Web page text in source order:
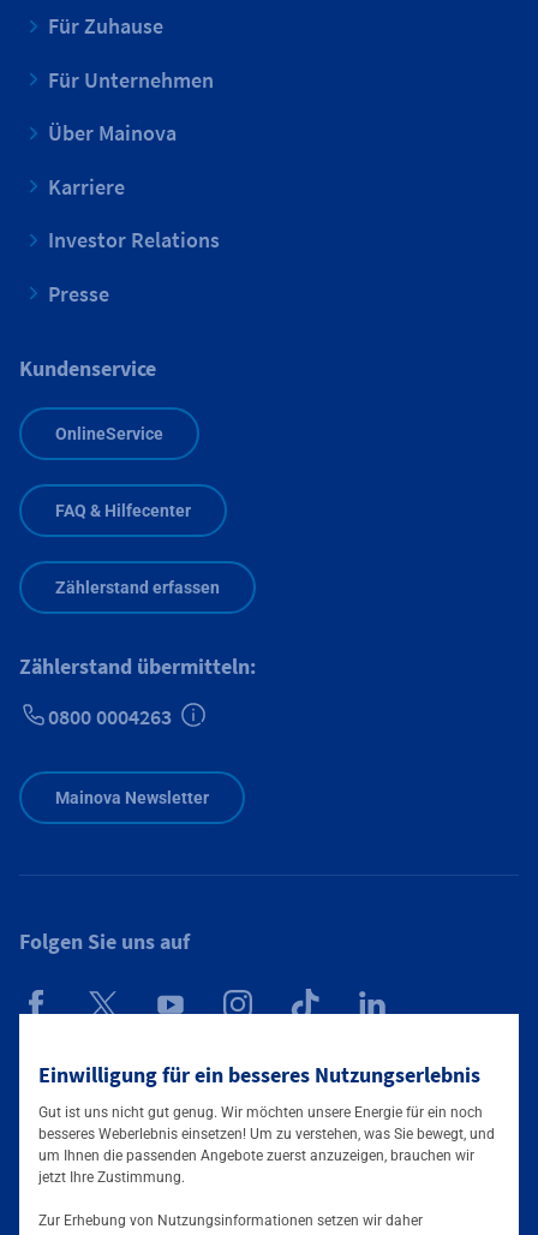
Einwilligung für ein besseres Nutzungserlebnis
Gut ist uns nicht gut genug. Wir möchten unsere Energie für ein noch
besseres Weberlebnis einsetzen! Um zu verstehen, was Sie bewegt, und
um Ihnen die passenden Angebote zuerst anzuzeigen, brauchen wir
jetzt Ihre Zustimmung.
Zur Erhebung von Nutzungsinformationen setzen wir daher
Für Zuhause
Für Unternehmen
Über Mainova
Karriere
Investor Relations
Presse
Kundenservice
OnlineService
FAQ & Hilfecenter
Zählerstand erfassen
Zählerstand übermitteln:
0800 0004263
Mainova Newsletter
Folgen Sie uns auf
Mainova App